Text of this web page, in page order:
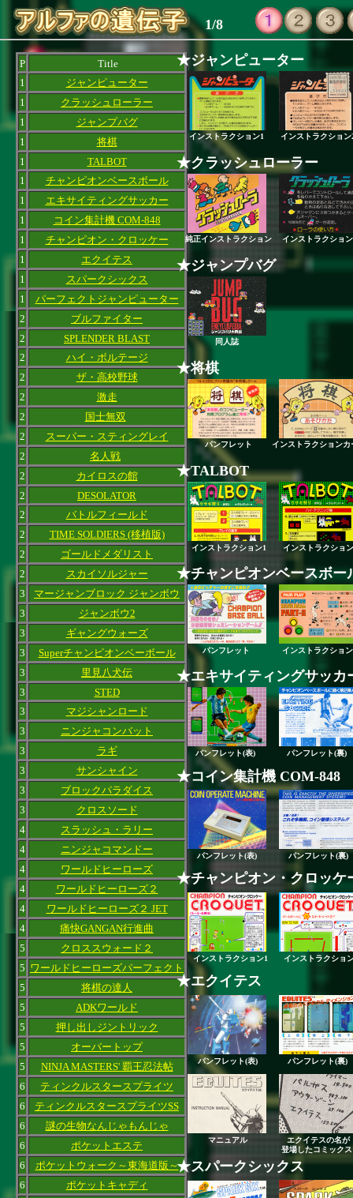
1/8
P
Title
1
ジャンピューター
1
クラッシュローラー
1
ジャンプバグ
1
将棋
1
TALBOT
1
チャンピオンベースボール
1
エキサイティングサッカー
1
コイン集計機 COM-848
1
チャンピオン・クロッケー
1
エクイテス
1
スパークシックス
1
パーフェクトジャンピューター
2
ブルファイター
2
SPLENDER BLAST
2
ハイ・ボルテージ
2
ザ・高校野球
2
激走
2
国士無双
2
スーパー・スティングレイ
2
名人戦
2
カイロスの館
2
DESOLATOR
2
バトルフィールド
2
TIME SOLDIERS (移植版)
2
ゴールドメダリスト
2
スカイソルジャー
3
マージャンブロック ジャンボウ
3
ジャンボウ2
3
ギャングウォーズ
3
Superチャンピオンベーボール
3
里見八犬伝
3
STED
3
マジシャンロード
3
ニンジャコンバット
3
ラギ
3
サンシャイン
3
ブロックパラダイス
3
クロスソード
4
スラッシュ・ラリー
4
ニンジャコマンドー
4
ワールドヒーローズ
4
ワールドヒーローズ２
4
ワールドヒーローズ２ JET
4
痛快GANGAN行進曲
5
クロススウォード２
5 ワールドヒーローズパーフェクト
5
将棋の達人
5
ADKワールド
5
押し出しジントリック
5
オーバートップ
5
NINJA MASTERS' 覇王忍法帖
6
ティンクルスタースプライツ
6
ティンクルスタースプライツSS
6
謎の生物なんじゃもんじゃ
6
ポケットエステ
6
ポケットウォーク～東海道版～
6
ポケットキャディ
★クラッシュローラー
インストラクション
パンフレット
★TALBOT
★ジャンプバグ
インストラクションカ
インストラクション1 インストラクション
純正インストラクション インストラクショ
★将棋
マニュアル
登場したコミックス
エクイテスの名が
同人誌
インストラクショ
パンフレット(表) パンフレット(裏)
インストラクション1 インストラクショ
★チャンピオンベースボー
インストラクション1
パンフレット
★エキサイティングサッカ
パンフレット(表) パンフレット(裏)
★チャンピオン・クロッケ
パンフレット(表) パンフレット(裏)
★コイン集計機 COM-848
★エクイテス
★スパークシックス
★ジャンピューター